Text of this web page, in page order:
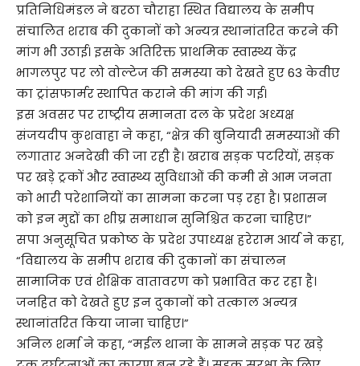
प्रतिनिधिमंडल ने बरठा चौराहा स्थित विद्यालय के समीप
संचालित शराब की दुकानों को अन्यत्र स्थानांतरित करने की
मांग भी उठाई। इसके अतिरिक्त प्राथमिक स्वास्थ्य केंद्र
भागलपुर पर लो वोल्टेज की समस्या को देखते हुए 63 केवीए
का ट्रांसफार्मर स्थापित कराने की मांग की गई।
इस अवसर पर राष्ट्रीय समानता दल के प्रदेश अध्यक्ष
संजयदीप कुशवाहा ने कहा, “क्षेत्र की बुनियादी समस्याओं की
लगातार अनदेखी की जा रही है। खराब सड़क पटरियों, सड़क
पर खड़े ट्रकों और स्वास्थ्य सुविधाओं की कमी से आम जनता
को भारी परेशानियों का सामना करना पड़ रहा है। प्रशासन
को इन मुद्दों का शीघ्र समाधान सुनिश्चित करना चाहिए।”
सपा अनुसूचित प्रकोष्ठ के प्रदेश उपाध्यक्ष हरेराम आर्य ने कहा,
“विद्यालय के समीप शराब की दुकानों का संचालन
सामाजिक एवं शैक्षिक वातावरण को प्रभावित कर रहा है।
जनहित को देखते हुए इन दुकानों को तत्काल अन्यत्र
स्थानांतरित किया जाना चाहिए।”
अनिल शर्मा ने कहा, “मईल थाना के सामने सड़क पर खड़े